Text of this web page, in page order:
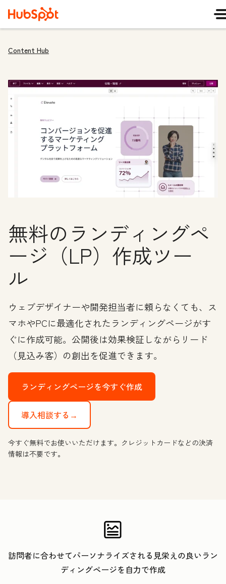
Content Hub
無料のランディングペ
ージ（LP）作成ツー
ル
ウェブデザイナーや開発担当者に頼らなくても、ス
マホやPCに最適化されたランディングページがす
ぐに作成可能。公開後は効果検証しながらリード
（見込み客）の創出を促進できます。
ランディングページを今すぐ作成
導入相談する→
今すぐ無料でお使いいただけます。クレジットカードなどの決済
情報は不要です。
訪問者に合わせてパーソナライズされる見栄えの良いラン
ディングページを自力で作成